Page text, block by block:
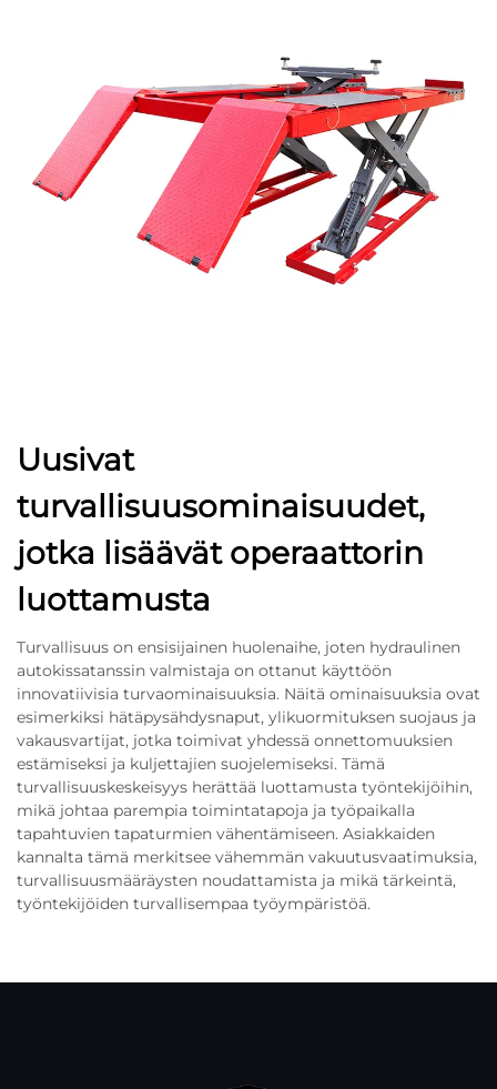
Uusivat
turvallisuusominaisuudet,
jotka lisäävät operaattorin
luottamusta
Turvallisuus on ensisijainen huolenaihe, joten hydraulinen
autokissatanssin valmistaja on ottanut käyttöön
innovatiivisia turvaominaisuuksia. Näitä ominaisuuksia ovat
esimerkiksi hätäpysähdysnaput, ylikuormituksen suojaus ja
vakausvartijat, jotka toimivat yhdessä onnettomuuksien
estämiseksi ja kuljettajien suojelemiseksi. Tämä
turvallisuuskeskeisyys herättää luottamusta työntekijöihin,
mikä johtaa parempia toimintatapoja ja työpaikalla
tapahtuvien tapaturmien vähentämiseen. Asiakkaiden
kannalta tämä merkitsee vähemmän vakuutusvaatimuksia,
turvallisuusmääräysten noudattamista ja mikä tärkeintä,
työntekijöiden turvallisempaa työympäristöä.